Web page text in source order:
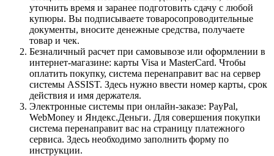
уточнить время и заранее подготовить сдачу с любой
купюры. Вы подписываете товаросопроводительные
документы, вносите денежные средства, получаете
товар и чек.
Безналичный расчет при самовывозе или оформлении в
интернет-магазине: карты Visa и MasterCard. Чтобы
оплатить покупку, система перенаправит вас на сервер
системы ASSIST. Здесь нужно ввести номер карты, срок
действия и имя держателя.
Электронные системы при онлайн-заказе: PayPal,
WebMoney и Яндекс.Деньги. Для совершения покупки
система перенаправит вас на страницу платежного
сервиса. Здесь необходимо заполнить форму по
инструкции.